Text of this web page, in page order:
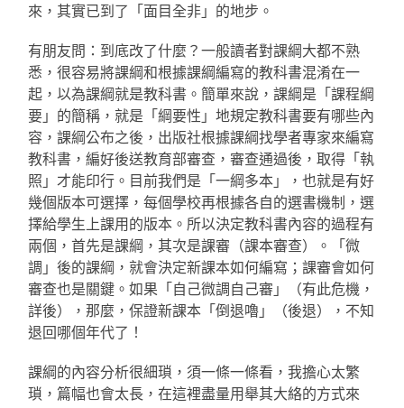
來，其實已到了「面目全非」的地步。
有朋友問：到底改了什麼？一般讀者對課綱大都不熟
悉，很容易將課綱和根據課綱編寫的教科書混淆在一
起，以為課綱就是教科書。簡單來說，課綱是「課程綱
要」的簡稱，就是「綱要性」地規定教科書要有哪些內
容，課綱公布之後，出版社根據課綱找學者專家來編寫
教科書，編好後送教育部審查，審查通過後，取得「執
照」才能印行。目前我們是「一綱多本」，也就是有好
幾個版本可選擇，每個學校再根據各自的選書機制，選
擇給學生上課用的版本。所以決定教科書內容的過程有
兩個，首先是課綱，其次是課審（課本審查）。「微
調」後的課綱，就會決定新課本如何編寫；課審會如何
審查也是關鍵。如果「自己微調自己審」（有此危機，
詳後），那麼，保證新課本「倒退嚕」（後退），不知
退回哪個年代了！
課綱的內容分析很細瑣，須一條一條看，我擔心太繁
瑣，篇幅也會太長，在這裡盡量用舉其大絡的方式來